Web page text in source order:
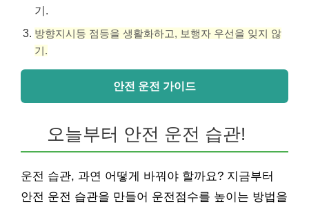
기.
방향지시등 점등을 생활화하고, 보행자 우선을 잊지 않
기.
안전 운전 가이드
오늘부터 안전 운전 습관!
운전 습관, 과연 어떻게 바꿔야 할까요? 지금부터
안전 운전 습관을 만들어 운전점수를 높이는 방법을